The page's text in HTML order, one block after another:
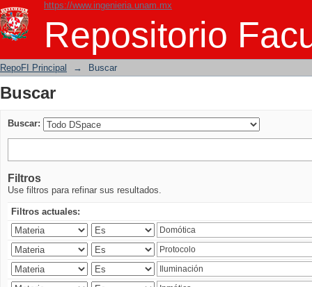
https://www.ingenieria.unam.mx
Repositorio
Buscar
RepoFI Principal → Buscar
Buscar
Buscar:
Filtros
Use filtros para refinar sus resultados.
Filtros actuales: